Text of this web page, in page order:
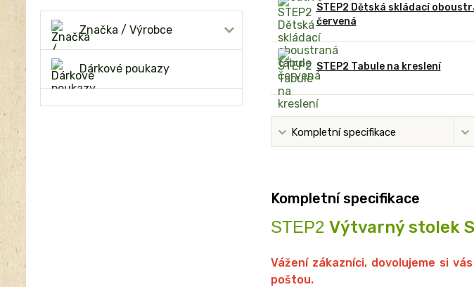
Značka / Výrobce
Dárkové poukazy
STEP2 Dětská skládací
červená
STEP2 Tabule na kreslení
Kompletní specifikace
Kompletní specifikace
STEP2 Výtvarný stolek
Vážení zákazníci, dovolujeme si
poštou.